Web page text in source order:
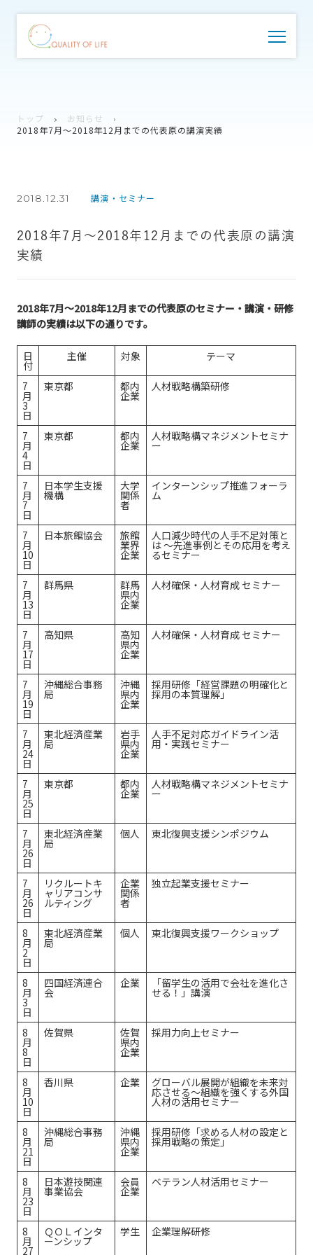
トップ
お知らせ
2018年7月～2018年12月までの代表原の講演実績
2018.12.31 講演・セミナー
2018年7月～2018年12月までの代表原の講演
実績
2018年7月～2018年12月までの代表原のセミナー・講演・研修
講師の実績は以下の通りです。
日
付
主催 対象 テーマ
7
月
3
日
東京都 都内
企業
人材戦略構築研修
7
月
4
日
東京都 都内
企業
人材戦略構マネジメントセミナ
ー
7
月
7
日
日本学生支援
機構
大学
関係
者
インターンシップ推進フォーラ
ム
7
月
10
日
日本旅館協会 旅館
業界
企業
人口減少時代の人手不足対策と
は ～先進事例とその応用を考え
るセミナー
7
月
13
日
群馬県 群馬
県内
企業
人材確保・人材育成 セミナー
7
月
17
日
高知県 高知
県内
企業
人材確保・人材育成 セミナー
7
月
19
日
沖縄総合事務
局
沖縄
県内
企業
採用研修「経営課題の明確化と
採用の本質理解」
7
月
24
日
東北経済産業
局
岩手
県内
企業
人手不足対応ガイドライン活
用・実践セミナー
7
月
25
日
東京都 都内
企業
人材戦略構マネジメントセミナ
ー
7
月
26
日
東北経済産業
局
個人 東北復興支援シンポジウム
7
月
26
日
リクルートキ
ャリアコンサ
ルティング
企業
関係
者
独立起業支援セミナー
8
月
2
日
東北経済産業
局
個人 東北復興支援ワークショップ
8
月
3
日
四国経済連合
会
企業 「留学生の活用で会社を進化さ
せる！」講演
8
月
8
日
佐賀県 佐賀
県内
企業
採用力向上セミナー
8
月
10
日
香川県 企業 グローバル展開が組織を未来対
応させる～組織を強くする外国
人材の活用セミナー
8
月
21
日
沖縄総合事務
局
沖縄
県内
企業
採用研修「求める人材の設定と
採用戦略の策定」
8
月
23
日
日本遊技関連
事業協会
会員
企業
ベテラン人材活用セミナー
8
月
27
ＱＯＬインタ
ーンシップ
学生 企業理解研修